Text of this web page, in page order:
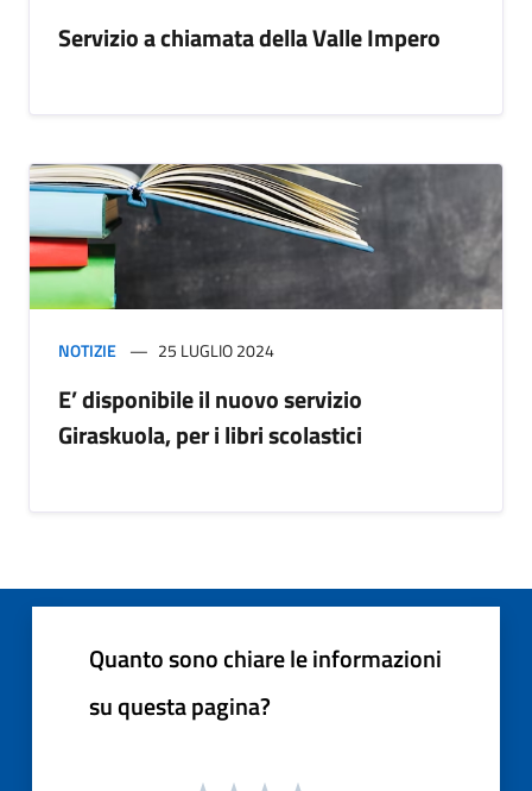
Servizio a chiamata della Valle Impero
NOTIZIE 25 LUGLIO 2024
E’ disponibile il nuovo servizio
Giraskuola, per i libri scolastici
Quanto sono chiare le informazioni
su questa pagina?